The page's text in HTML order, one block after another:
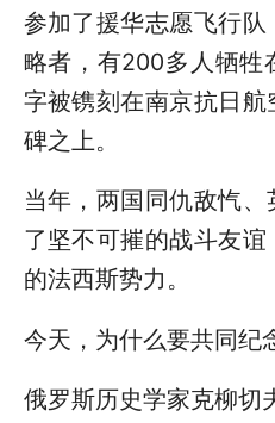
参加了援华志愿飞行
略者，有200多人牺牲
字被镌刻在南京抗日
碑之上。
当年，两国同仇敌忾
了坚不可摧的战斗友
的法西斯势力。
今天，为什么要共同纪
俄罗斯历史学家克柳切